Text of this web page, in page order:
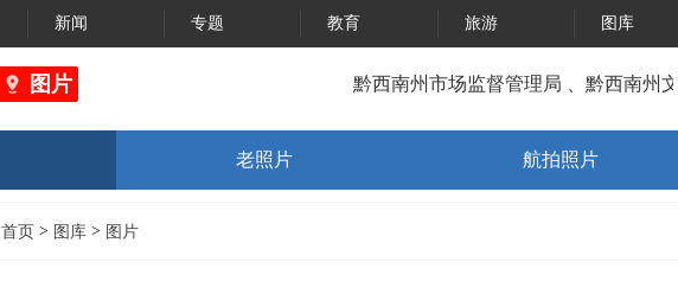
新闻 专题 教育 旅游 图库
图片 黔西南州市场监督管理局 、黔西南州
老照片 航拍照片
首页 > 图库 > 图片